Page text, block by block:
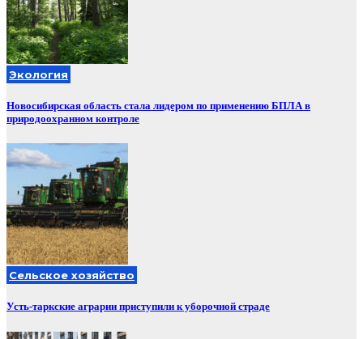
Экология
Новосибирская область стала лидером по применению БПЛА в
природоохранном контроле
Сельское хозяйство
Усть-таркские аграрии приступили к уборочной страде